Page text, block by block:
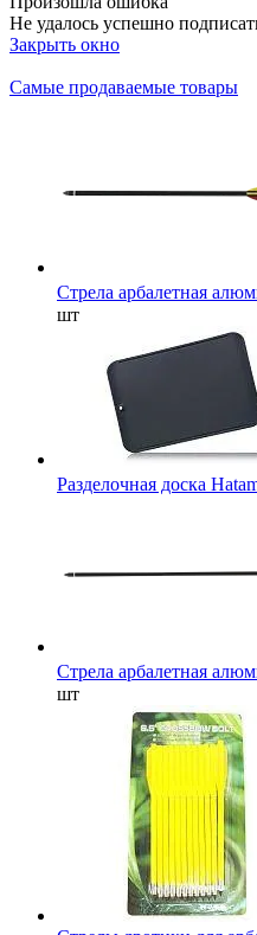
Не удалось успешно
Закрыть окно
Самые продаваемые товары
Стрела арбалетная
шт
Разделочная доска
Стрела арбалетная
шт